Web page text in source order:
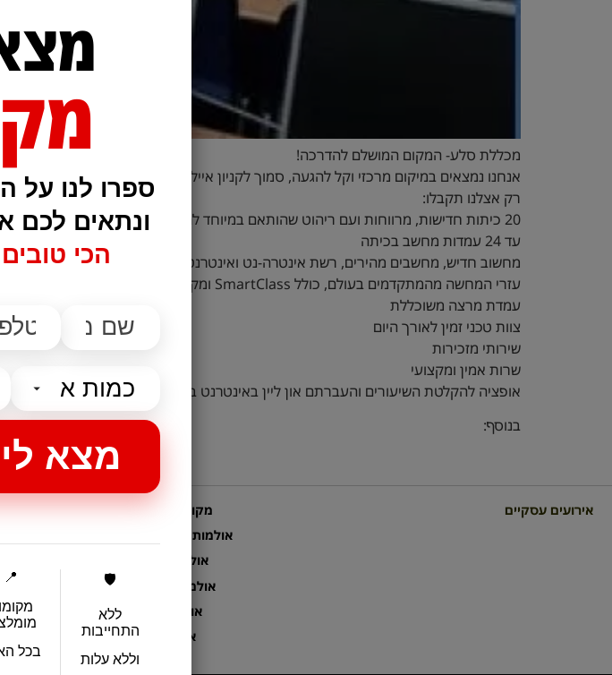
מכללת סלע- המקום המושלם להדרכה!
אנחנו נמצאים במיקום מרכזי וקל להגעה, סמוך לקניון איילון ברמת גן, חניה חינם ובשפע!
רק אצלנו תקבלו:
20 כיתות חדישות, מרווחות ועם ריהוט שהותאם במיוחד להדרכה
עד 24 עמדות מחשב בכיתה
מחשוב חדיש, מחשבים מהירים, רשת אינטרה-נט ואינטרנט אלחוטי, שרתים ומגוון תוכנות
עזרי המחשה מהמתקדמים בעולם, כולל SmartClass ומקרן: LCD להקרנה ע"ג הלוח צוות טכני זמין לאורך כל היום
עמדת מרצה משוכללת
צוות טכני זמין לאורך היום
שירותי מזכירות
שרות אמין ומקצועי
אופציה להקלטת השיעורים והעברתם און ליין באינטרנט באמצעות שירותי Webcasting
בנוסף:
אירועים עסקיים
מקומות לאירועים
אולמות אירועים לחתונות
אולם לבר מצווה
אולמות לבת מצווה
אולמות לברית
אולם לחינה
ספרו לנו על
ונתאים לכם
הכי טובים
🛡️
ללא
התחייבות
וללא עלות
📍
בכל